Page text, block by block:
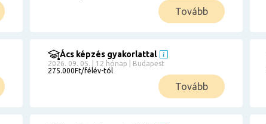
Tovább
Ács képzés gyakorlattal
2026. 09. 05. | 12 hónap | Budapest
275.000Ft/félév-tól
Tovább